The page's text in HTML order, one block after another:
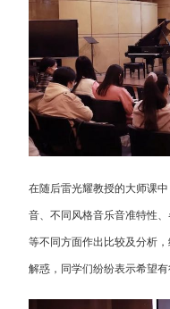
在随后雷光耀教授的大师课
音、不同风格音乐音准特性
等不同方面作出比较及分析
解惑，同学们纷纷表示希望有